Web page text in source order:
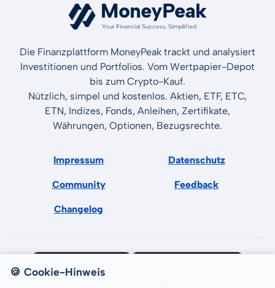
Die Finanzplattform MoneyPeak trackt und analysiert
Investitionen und Portfolios. Vom Wertpapier-Depot
bis zum Crypto-Kauf.
Nützlich, simpel und kostenlos. Aktien, ETF, ETC,
ETN, Indizes, Fonds, Anleihen, Zertifikate,
Währungen, Optionen, Bezugsrechte.
Impressum Datenschutz
Community Feedback
Changelog
🍪 Cookie-Hinweis